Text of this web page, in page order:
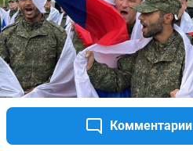
Комментарии
ТАСС / Telegram